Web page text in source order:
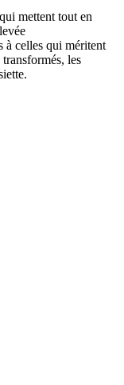
mettent tout en
à celles qui méritent
les